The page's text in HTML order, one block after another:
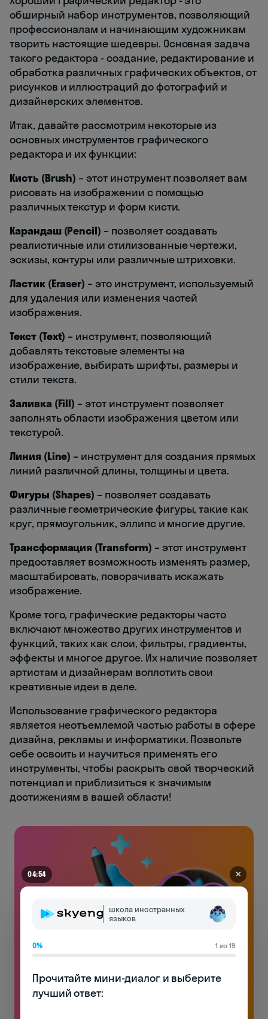
обширный набор инструментов, позволяющий
профессионалам и начинающим художникам
творить настоящие шедевры. Основная задача
такого редактора - создание, редактирование и
обработка различных графических объектов, от
рисунков и иллюстраций до фотографий и
дизайнерских элементов.
Итак, давайте рассмотрим некоторые из
основных инструментов графического
редактора и их функции:
Кисть (Brush) – этот инструмент позволяет вам
рисовать на изображении с помощью
различных текстур и форм кисти.
Карандаш (Pencil) – позволяет создавать
реалистичные или стилизованные чертежи,
эскизы, контуры или различные штриховки.
Ластик (Eraser) – это инструмент, используемый
для удаления или изменения частей
изображения.
Текст (Text) – инструмент, позволяющий
добавлять текстовые элементы на
изображение, выбирать шрифты, размеры и
стили текста.
Заливка (Fill) – этот инструмент позволяет
заполнять области изображения цветом или
текстурой.
Линия (Line) – инструмент для создания прямых
линий различной длины, толщины и цвета.
Фигуры (Shapes) – позволяет создавать
различные геометрические фигуры, такие как
круг, прямоугольник, эллипс и многие другие.
Трансформация (Transform) – этот инструмент
предоставляет возможность изменять размер,
масштабировать, поворачивать искажать
изображение.
Кроме того, графические редакторы часто
включают множество других инструментов и
функций, таких как слои, фильтры, градиенты,
эффекты и многое другое. Их наличие позволяет
артистам и дизайнерам воплотить свои
креативные идеи в деле.
Использование графического редактора
является неотъемлемой частью работы в сфере
дизайна, рекламы и информатики. Позвольте
себе освоить и научиться применять его
инструменты, чтобы раскрыть свой творческий
потенциал и приблизиться к значимым
достижениям в вашей области!
04:48 ✕
школа иностранных
языков
0% 1 из 19
Прочитайте мини-диалог и выберите
лучший ответ: